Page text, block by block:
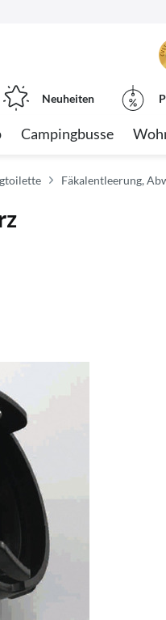
Neuheiten
Campingbusse
Fäkalentleerung,